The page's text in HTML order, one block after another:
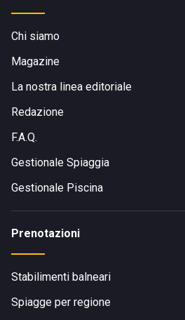
Chi siamo
Magazine
La nostra linea editoriale
Redazione
F.A.Q.
Gestionale Spiaggia
Gestionale Piscina
Prenotazioni
Stabilimenti balneari
Spiagge per regione